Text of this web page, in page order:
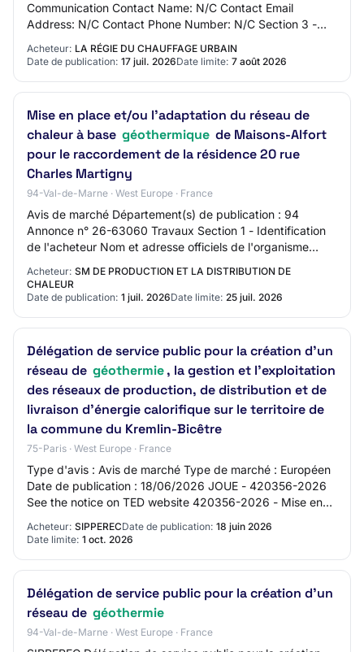
Communication Contact Name: N/C Contact Email
Address: N/C Contact Phone Number: N/C Section 3 -
Market Identification Market Title: FOURNITURE
STOCKAGE…
Acheteur: LA RÉGIE DU CHAUFFAGE URBAIN
Date de publication: 17 juil. 2026Date limite: 7 août 2026
Mise en place et/ou l'adaptation du réseau de
chaleur à base géothermique de Maisons-Alfort
pour le raccordement de la résidence 20 rue
Charles Martigny
94-Val-de-Marne · West Europe · France
Avis de marché Département(s) de publication : 94
Annonce n° 26-63060 Travaux Section 1 - Identification
de l'acheteur Nom et adresse officiels de l'organisme
Acheteur: SM DE PRODUCTION ET LA DISTRIBUTION DE
CHALEUR
Date de publication: 1 juil. 2026Date limite: 25 juil. 2026
Délégation de service public pour la création d’un
réseau de géothermie, la gestion et l’exploitation
des réseaux de production, de distribution et de
livraison d’énergie calorifique sur le territoire de
la commune du Kremlin-Bicêtre
75-Paris · West Europe · France
Type d'avis : Avis de marché Type de marché : Européen
Date de publication : 18/06/2026 JOUE - 420356-2026
See the notice on TED website 420356-2026 - Mise en
Acheteur: SIPPERECDate de publication: 18 juin 2026
Date limite: 1 oct. 2026
Délégation de service public pour la création d'un
réseau de géothermie
94-Val-de-Marne · West Europe · France